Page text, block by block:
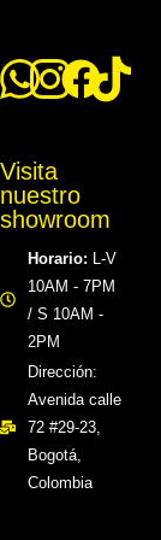
Visita
nuestro
showroom
Horario: L-V
10AM - 7PM
/ S 10AM -
2PM
Dirección:
Avenida calle
72 #29-23,
Bogotá,
Colombia​